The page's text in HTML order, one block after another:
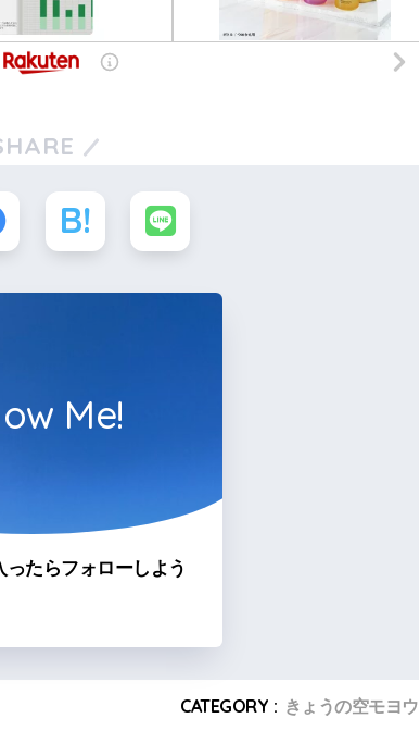
Me!
たらフォローしよう
CATEGORY : きょうの空モヨウ